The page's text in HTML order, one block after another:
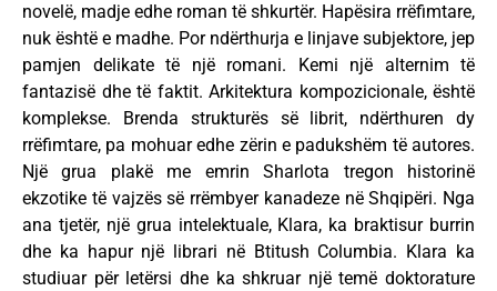
novelë, madje edhe roman të shkurtër. Hapësira rrëfimtare,
nuk është e madhe. Por ndërthurja e linjave subjektore, jep
pamjen delikate të një romani. Kemi një alternim të
fantazisë dhe të faktit. Arkitektura kompozicionale, është
komplekse. Brenda strukturës së librit, ndërthuren dy
rrëfimtare, pa mohuar edhe zërin e padukshëm të autores.
Një grua plakë me emrin Sharlota tregon historinë
ekzotike të vajzës së rrëmbyer kanadeze në Shqipëri. Nga
ana tjetër, një grua intelektuale, Klara, ka braktisur burrin
dhe ka hapur një librari në Btitush Columbia. Klara ka
studiuar për letërsi dhe ka shkruar një temë doktorature